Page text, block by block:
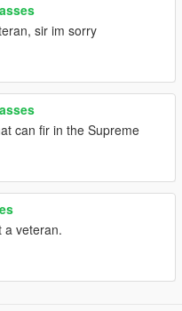
sir im sorry
can fir in the Supreme
a veteran.